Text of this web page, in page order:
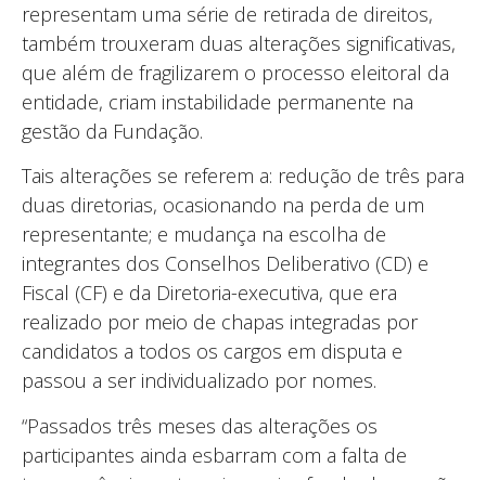
representam uma série de retirada de direitos,
também trouxeram duas alterações significativas,
que além de fragilizarem o processo eleitoral da
entidade, criam instabilidade permanente na
gestão da Fundação.
Tais alterações se referem a: redução de três para
duas diretorias, ocasionando na perda de um
representante; e mudança na escolha de
integrantes dos Conselhos Deliberativo (CD) e
Fiscal (CF) e da Diretoria-executiva, que era
realizado por meio de chapas integradas por
candidatos a todos os cargos em disputa e
passou a ser individualizado por nomes.
“Passados três meses das alterações os
participantes ainda esbarram com a falta de